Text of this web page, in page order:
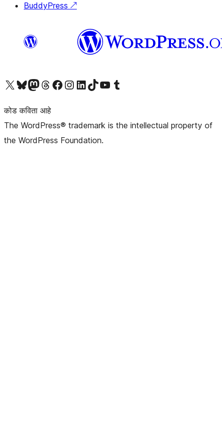
BuddyPress ↗
आमच्या X (एक्स) (पूर्वीचे ट्विटर) खात्याला भेट द्या आमच्या ब्लूस्की खात्याला भेट द्या.आमच्या Mastodon खात्याला भेट द्या.आमच्या थ्रेड्स खात्याला भेट द्या. आमच्या फेसबुक पेजला भेट द्या आमच्या इंस्टाग्राम खात्याला भेट द्या आमच्या लिंक्डइन खात्याला भेट द्या आमच्या टिकटॉक अकाउंटला भेट द्या.आमच्या यूट्यूब चॅनेलला भेट द्या आमच्या टंबलर खात्याला भेट द्या.
कोड कविता आहे
The WordPress® trademark is the intellectual property of
the WordPress Foundation.